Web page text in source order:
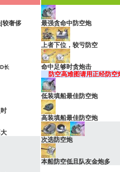
较奢侈
长
最强贪命中防空炮
上者下位，较亏防空
命中足够时贪炮击
防空高难图请用正经防空
低装填船最佳防空炮
高装填船最佳防空炮
次选防空炮
本船防空低且队友金炮多